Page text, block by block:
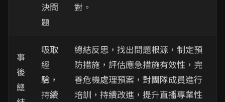
決問
題
對。
事
後
總
吸取
經
驗，
持續
總結反思，找出問題根源，制定預
防措施，評估應急措施有效性，完
善危機處理預案，對團隊成員進行
培訓，持續改進，提升直播專業性